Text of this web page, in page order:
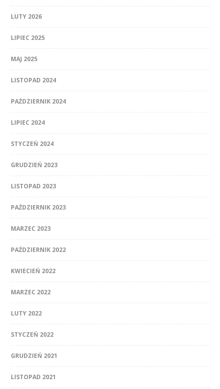
LUTY 2026
LIPIEC 2025
MAJ 2025
LISTOPAD 2024
PAŹDZIERNIK 2024
LIPIEC 2024
STYCZEŃ 2024
GRUDZIEŃ 2023
LISTOPAD 2023
PAŹDZIERNIK 2023
MARZEC 2023
PAŹDZIERNIK 2022
KWIECIEŃ 2022
MARZEC 2022
LUTY 2022
STYCZEŃ 2022
GRUDZIEŃ 2021
LISTOPAD 2021